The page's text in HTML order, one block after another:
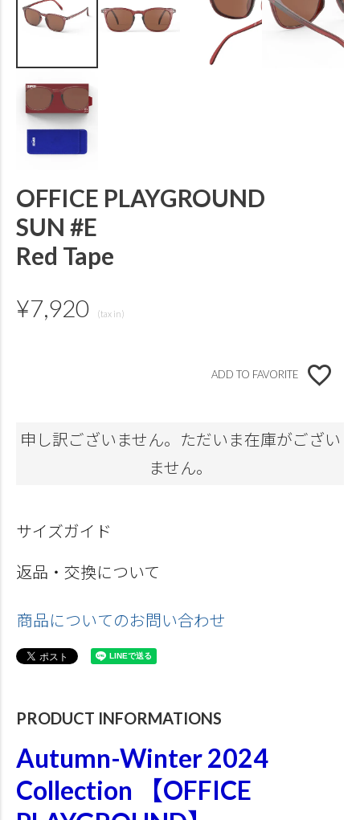
OFFICE PLAYGROUND
SUN #E
Red Tape
¥7,920
ADD TO FAVORITE
申し訳ございません。ただいま在庫がござい
ません。
サイズガイド
返品・交換について
商品についてのお問い合わせ
PRODUCT INFORMATIONS
Autumn-Winter 2024
Collection 【OFFICE